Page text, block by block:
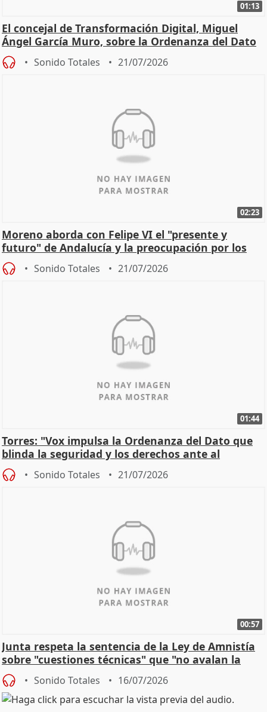
01:13
El concejal de Transformación Digital, Miguel
Ángel García Muro, sobre la Ordenanza del Dato
Sonido Totales 21/07/2026
02:23
Moreno aborda con Felipe VI el "presente y
futuro" de Andalucía y la preocupación por los
incendios
Sonido Totales 21/07/2026
01:44
Torres: "Vox impulsa la Ordenanza del Dato que
blinda la seguridad y los derechos ante al
control"
Sonido Totales 21/07/2026
00:57
Junta respeta la sentencia de la Ley de Amnistía
sobre "cuestiones técnicas" que "no avalan la
const
Sonido Totales 16/07/2026